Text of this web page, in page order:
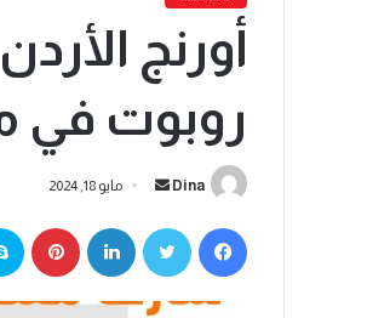
أورنج
روبوت في
Dina مايو 18, 2024